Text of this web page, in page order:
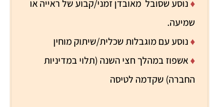
♦נוסע שסובל מאובדן זמני/קבוע של ראייה או
שמיעה.
♦נוסע עם מוגבלות שכלית/שיתוק מוחין
♦אשפוז במהלך חצי השנה (תלוי במדיניות
החברה) שקדמה לטיסה